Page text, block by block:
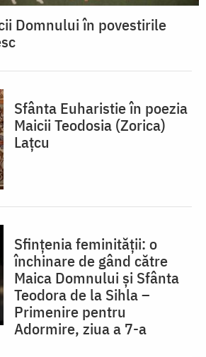
Domnului în povestirile
Sfânta Euharistie în poezia
Maicii Teodosia (Zorica)
Lațcu
Sfințenia feminității: o
închinare de gând către
Maica Domnului și Sfânta
Teodora de la Sihla –
Primenire pentru
Adormire, ziua a 7-a